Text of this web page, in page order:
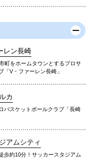
レン長崎
町をホームタウンとするプロサ
「V・ファーレン長崎」
カ
バスケットボールクラブ「長崎
アムシティ
歩約10分！サッカースタジアム